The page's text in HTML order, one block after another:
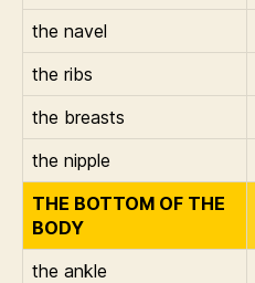
the navel
the ribs
the breasts
the nipple
THE BOTTOM OF THE
BODY
the ankle